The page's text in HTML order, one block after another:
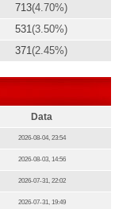
713(4.70%)
531 (3.50%)
371 (2.45%)
Data
2026-08-04, 23:54
2026-08-03, 14:56
2026-07-31, 22:02
2026-07-31, 19:49